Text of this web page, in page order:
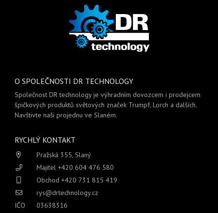
O SPOLEČNOSTI DR TECHNOLOGY
Společnost DR technology je výhradním dovozcem i prodejcem
špičkových produktů světových značek Trumpf, Lorch a dalších.
Navštivte naši projednu ve Slaném.
RYCHLÝ KONTAKT
Pražská 355, Slaný
Majitel +420 604 476 580
Obchod +420 731 815 419
rys@drtechnology.cz
IČO
03638316